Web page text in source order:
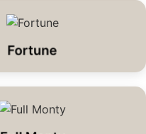
Fortune